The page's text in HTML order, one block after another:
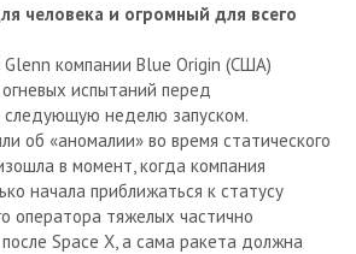
человека и огромный для всего
Glenn компании Blue Origin (США)
испытаний перед
следующую неделю запуском.
об «аномалии» во время статического
в момент, когда компания
начала приближаться к статусу
оператора тяжелых частично
Space X, а сама ракета должна